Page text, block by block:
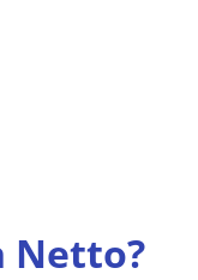
Netto?